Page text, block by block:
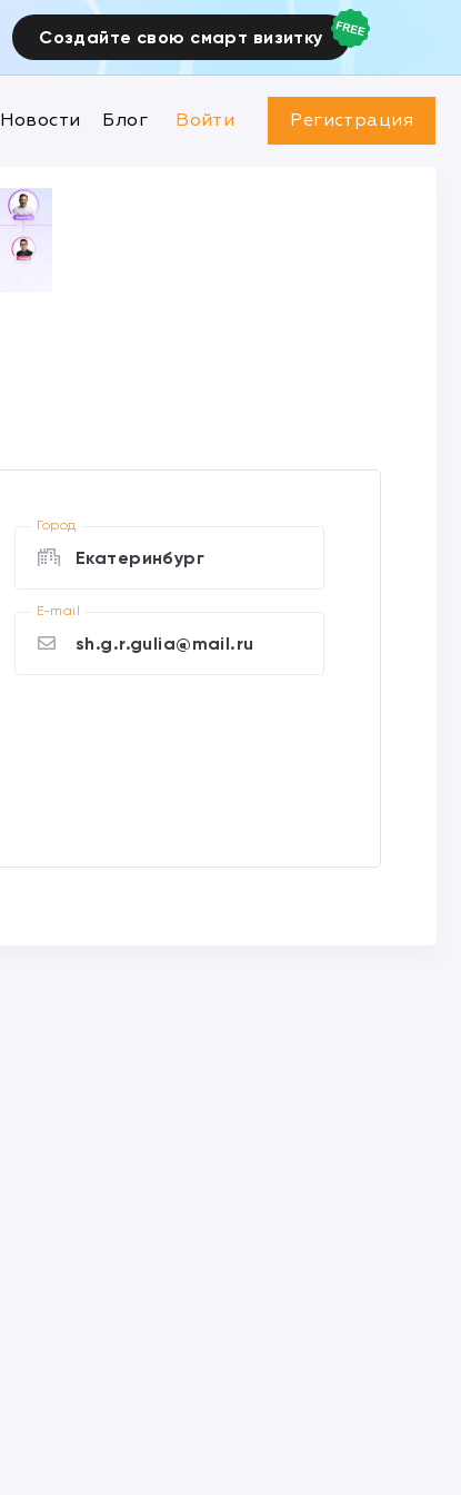
Создайте свою смарт визитку
Новости Блог Войти Регистрация
Город
Екатеринбург
E-mail
sh.g.r.gulia@mail.ru